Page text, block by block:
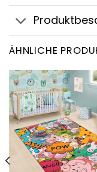
ÄHNLICHE